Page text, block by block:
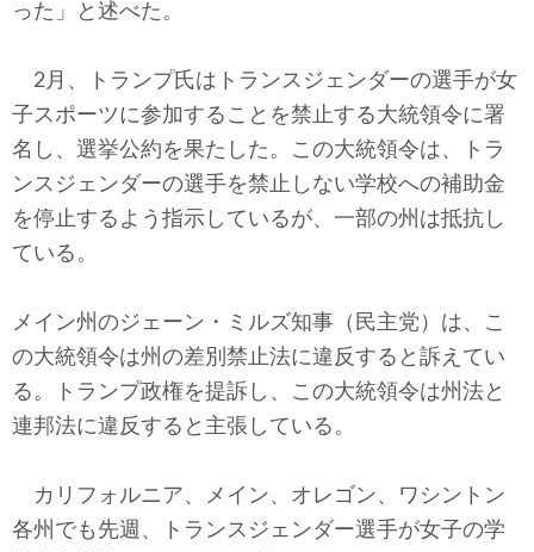
った」と述べた。
2月、トランプ氏はトランスジェンダーの選手が女
子スポーツに参加することを禁止する大統領令に署
名し、選挙公約を果たした。この大統領令は、トラ
ンスジェンダーの選手を禁止しない学校への補助金
を停止するよう指示しているが、一部の州は抵抗し
ている。
メイン州のジェーン・ミルズ知事（民主党）は、こ
の大統領令は州の差別禁止法に違反すると訴えてい
る。トランプ政権を提訴し、この大統領令は州法と
連邦法に違反すると主張している。
カリフォルニア、メイン、オレゴン、ワシントン
各州でも先週、トランスジェンダー選手が女子の学